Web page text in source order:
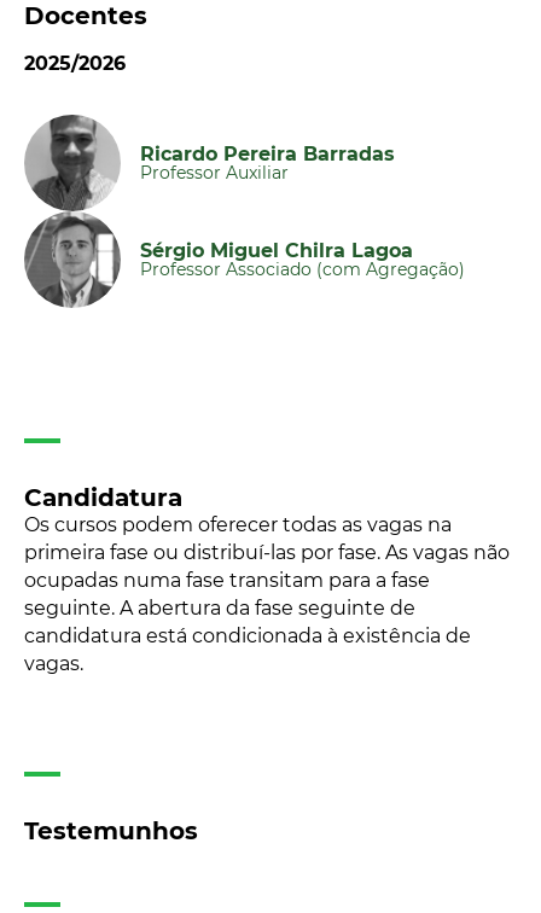
Docentes
2025/2026
Ricardo Pereira Barradas
Professor Auxiliar
Sérgio Miguel Chilra Lagoa
Professor Associado (com Agregação)
Candidatura
Os cursos podem oferecer todas as vagas na
primeira fase ou distribuí-las por fase. As vagas não
ocupadas numa fase transitam para a fase
seguinte. A abertura da fase seguinte de
candidatura está condicionada à existência de
vagas.
Testemunhos